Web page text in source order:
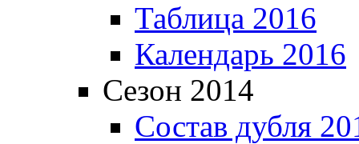
Таблица 2016
Календарь 2016
Сезон 2014
Состав дубля